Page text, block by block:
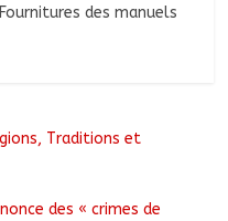
des manuels
Traditions et
des « crimes de